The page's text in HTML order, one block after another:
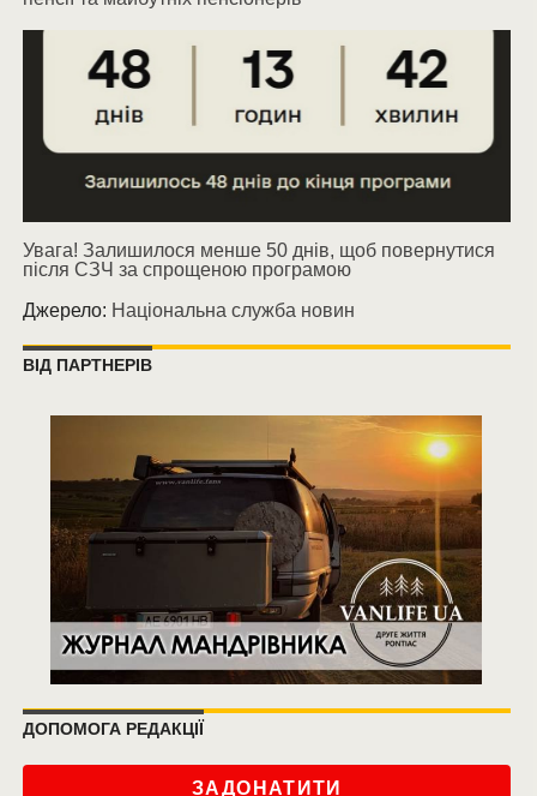
Увага! Залишилося менше 50 днів, щоб повернутися
після СЗЧ за спрощеною програмою
Джерело: Національна служба новин
ВІД ПАРТНЕРІВ
ДОПОМОГА РЕДАКЦІЇ
ЗАДОНАТИТИ